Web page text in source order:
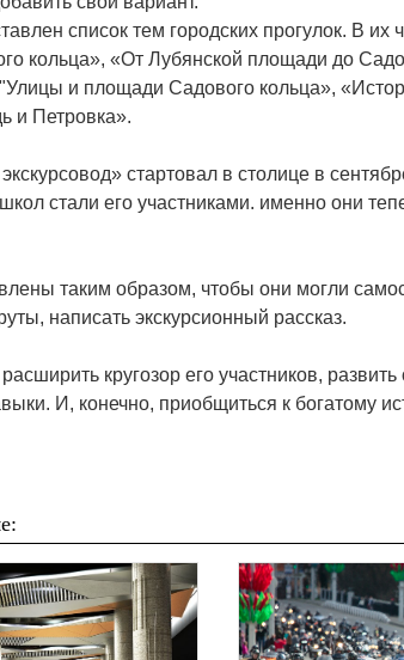
список тем городских прогулок. В их
кольца», «От Лубянской площади до
и площади Садового кольца»,
и Петровка».
стартовал в столице в
стали его участниками. именно они
таким образом, чтобы они могли
написать экскурсионный рассказ.
кругозор его участников, развить
И, конечно, приобщиться к богатому